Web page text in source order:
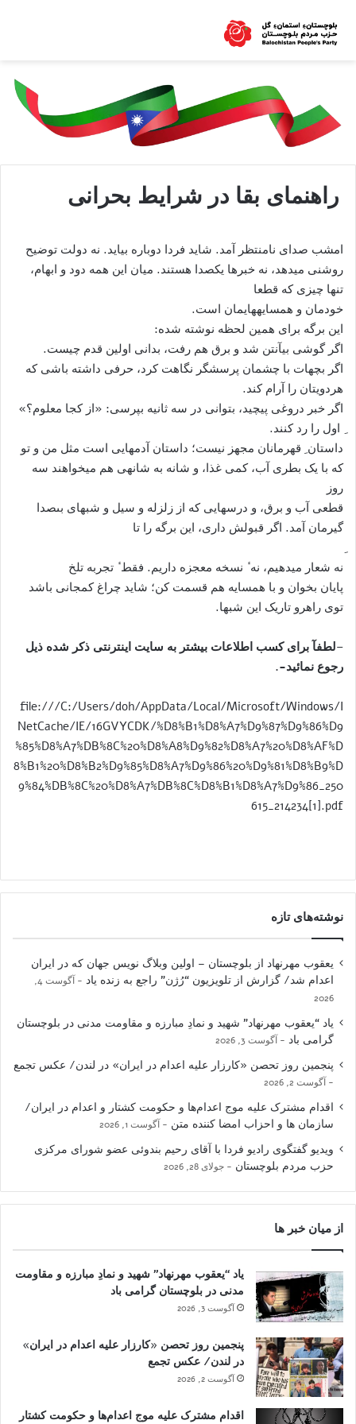
راهنمای بقا در شرایط بحرانی
امشب صدای نامنتظر آمد. شاید فردا دوباره بیاید. نه دولت توضیح
روشنی میدهد، نه خبرها یکصدا هستند. میان این همه دود و ابهام،
تنها چیزی که قطعا
خودمان و همسایههایمان است.
این برگه برای همین لحظه نوشته شده:
اگر گوشی بیآنتن شد و برق هم رفت، بدانی اولین قدم چیست.
اگر بچهات با چشمان پرسشگر نگاهت کرد، حرفی داشته باشی که
هردویتان را آرام کند.
اگر خبر دروغی پیچید، بتوانی در سه ثانیه بپرسى: «از کجا معلوم؟»
ِ اول را رد کنند.
داستان ِ قهرمانان مجهز نیست؛ داستان آدمهایی است مثل من و تو
که با یک بطری آب، کمی غذا، و شانه به شانهى هم میخواهند سه
روز
قطعى آب و برق، و درسهایى که از زلزله و سیل و شبهای بىصدا
گیرمان آمد. اگر قبولش داری، این برگه را تا
نه شعار میدهیم، نه ٔ نسخه معجزه داریم. فقط ٔ تجربه تلخ
پایان بخوان و با همسایه هم قسمت کن؛ شاید چراغ کمجانی باشد
توی راهرو تاریک این شبها.
–لطفآ برای کسب اطلاعات بیشتر به سایت اینترنتی ذکر شده ذیل
رجوع نمائید-.
file:///C:/Users/doh/AppData/Local/Microsoft/Windows/I
NetCache/IE/16GVYCDK/%D8%B1%D8%A7%D9%87%D9%86%D9
%85%D8%A7%DB%8C%20%D8%A8%D9%82%D8%A7%20%D8%AF%D
8%B1%20%D8%B2%D9%85%D8%A7%D9%86%20%D9%81%D8%B9%D
9%84%DB%8C%20%D8%A7%DB%8C%D8%B1%D8%A7%D9%86_250
615_214234[1].pdf
نوشته‌های تازه
یعقوب مهرنهاد از بلوچستان – اولین وبلاگ نویس جهان که در ایران
اعدام شد/ گزارش از تلویزیون “رُژن” راجع به زنده یاد
آگوست 4,
2026
یاد “یعقوب مهرنهاد” شهید و نمادِ مبارزه و مقاومت مدنی در بلوچستان
گرامی باد
آگوست 3, 2026
پنجمین روز تحصن «کارزار علیه اعدام در ایران» در لندن/ عکس تجمع
آگوست 2, 2026
اقدام مشترک علیه موج اعدام‌ها و حکومت کشتار و اعدام در ایران/
سازمان ها و احزاب امضا کننده متن
آگوست 1, 2026
ویدیو گفتگوی رادیو فردا با آقای رحیم بندوئی عضو شورای مرکزی
حزب مردم بلوچستان
جولای 28, 2026
از میان خبر ها
یاد “یعقوب مهرنهاد” شهید و نمادِ مبارزه و مقاومت
مدنی در بلوچستان گرامی باد
آگوست 3, 2026
پنجمین روز تحصن «کارزار علیه اعدام در ایران»
در لندن/ عکس تجمع
آگوست 2, 2026
اقدام مشترک علیه موج اعدام‌ها و حکومت کشتار